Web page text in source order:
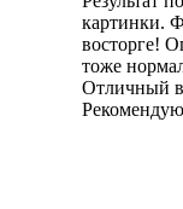
картинки.
восторге!
тоже
Отличный